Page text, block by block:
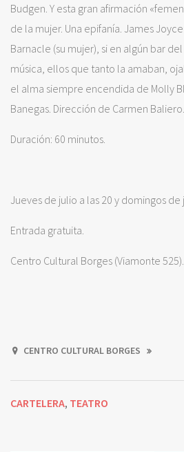
Budgen. Y esta gran afirmación
de la mujer. Una epifanía. James
Barnacle (su mujer), si en algún bar
música, ellos que tanto la amaban,
el alma siempre encendida de Molly
Banegas. Dirección de Carmen Baliero.
Duración: 60 minutos.
Jueves de julio a las 20 y domingos de
Entrada gratuita.
Centro Cultural Borges (Viamonte 525).
CENTRO CULTURAL BORGES
CARTELERA, TEATRO